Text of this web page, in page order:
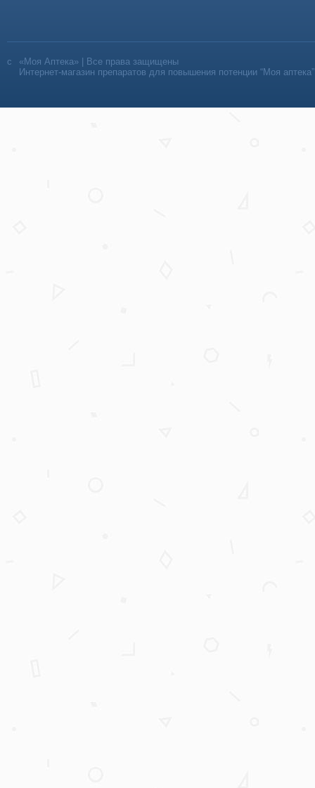
«Моя Аптека» | Все права защищены
Интернет-магазин препаратов для повышения потенции “Моя